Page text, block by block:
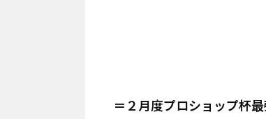
＝２月度プロショップ杯